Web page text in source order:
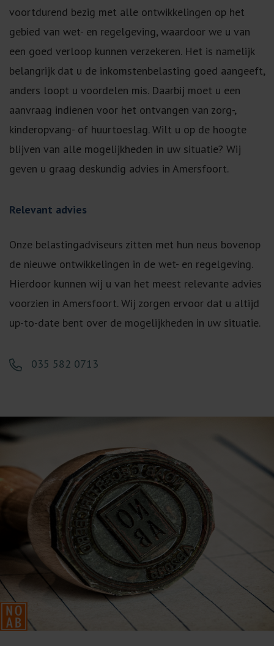
voortdurend bezig met alle ontwikkelingen op het
gebied van wet- en regelgeving, waardoor we u van
een goed verloop kunnen verzekeren. Het is namelijk
belangrijk dat u de inkomstenbelasting goed aangeeft,
anders loopt u voordelen mis. Daarbij moet u een
aanvraag indienen voor het ontvangen van zorg-,
kinderopvang- of huurtoeslag. Wilt u op de hoogte
blijven van alle mogelijkheden in uw situatie? Wij
geven u graag deskundig advies in Amersfoort.
Relevant advies
Onze belastingadviseurs zitten met hun neus bovenop
de nieuwe ontwikkelingen in de wet- en regelgeving.
Hierdoor kunnen wij u van het meest relevante advies
voorzien in Amersfoort. Wij zorgen ervoor dat u altijd
up-to-date bent over de mogelijkheden in uw situatie.
035 582 0713